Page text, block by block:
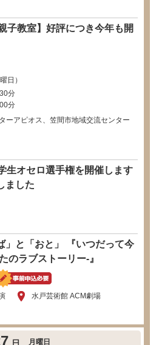
子教室】好評につき今年も開
日）
分
分
ーアピオス、笠間市地域交流センター
生オセロ選手権を開催します
ました
」と「おと」 『いつだって今
のラブストーリー-』
水戸芸術館 ACM劇場
月曜日